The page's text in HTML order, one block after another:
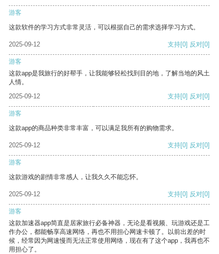
游客
这款软件的学习方式非常灵活，可以根据自己的需求选择学习方式。
2025-09-12 支持[0] 反对[0]
游客
这款app是我旅行的好帮手，让我能够轻松找到目的地，了解当地的风土
人情。
2025-09-12
支持[0] 反对[0]
游客
这款app的商品种类非常丰富，可以满足我所有的购物需求。
2025-09-12 支持[0] 反对[0]
游客
这款游戏的剧情非常感人，让我久久不能忘怀。
2025-09-12 支持[0] 反对[0]
游客
这款加速器app简直是居家旅行必备神器，无论是看视频、玩游戏还是工
作办公，都能畅享高速网络，再也不用担心网速卡顿了。以前出差的时
候，经常因为网速慢而无法正常使用网络，现在有了这个app，我再也不
用担心了。